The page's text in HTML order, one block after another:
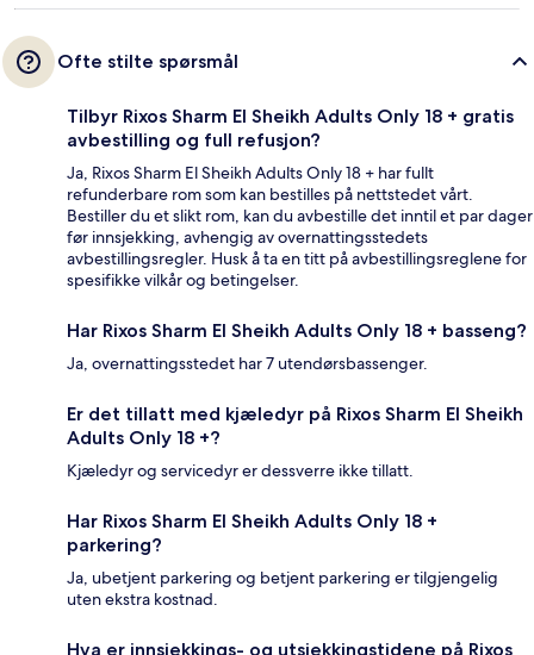
Ofte stilte spørsmål
Tilbyr Rixos Sharm El Sheikh Adults Only 18 + gratis
avbestilling og full refusjon?
Ja, Rixos Sharm El Sheikh Adults Only 18 + har fullt
refunderbare rom som kan bestilles på nettstedet vårt.
Bestiller du et slikt rom, kan du avbestille det inntil et par dager
før innsjekking, avhengig av overnattingsstedets
avbestillingsregler. Husk å ta en titt på avbestillingsreglene for
spesifikke vilkår og betingelser.
Har Rixos Sharm El Sheikh Adults Only 18 + basseng?
Ja, overnattingsstedet har 7 utendørsbassenger.
Er det tillatt med kjæledyr på Rixos Sharm El Sheikh
Adults Only 18 +?
Kjæledyr og servicedyr er dessverre ikke tillatt.
Har Rixos Sharm El Sheikh Adults Only 18 +
parkering?
Ja, ubetjent parkering og betjent parkering er tilgjengelig
uten ekstra kostnad.
Hva er innsjekkings- og utsjekkingstidene på Rixos